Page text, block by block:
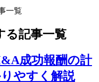
一覧
る記事一覧
成功報酬の計
やすく解説